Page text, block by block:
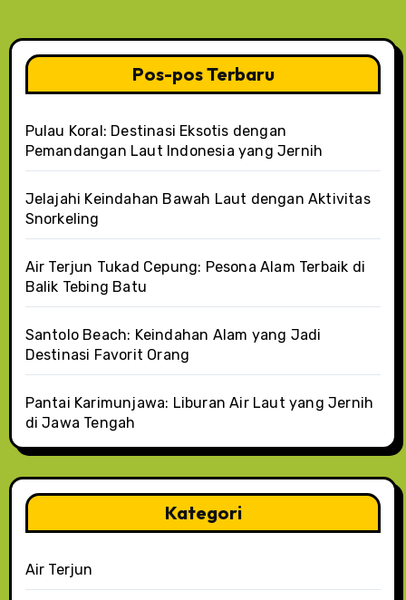
Pos-pos Terbaru
Pulau Koral: Destinasi Eksotis dengan
Pemandangan Laut Indonesia yang Jernih
Jelajahi Keindahan Bawah Laut dengan Aktivitas
Snorkeling
Air Terjun Tukad Cepung: Pesona Alam Terbaik di
Balik Tebing Batu
Santolo Beach: Keindahan Alam yang Jadi
Destinasi Favorit Orang
Pantai Karimunjawa: Liburan Air Laut yang Jernih
di Jawa Tengah
Kategori
Air Terjun